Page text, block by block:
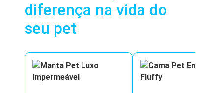
diferença na vida do
seu pet